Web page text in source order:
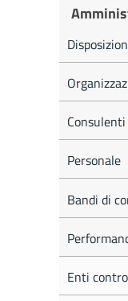
Personale
Bandi di
Enti